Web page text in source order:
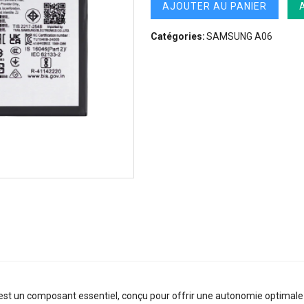
AJOUTER AU PANIER
Catégories:SAMSUNG A06
un composant essentiel, conçu pour offrir une autonomie